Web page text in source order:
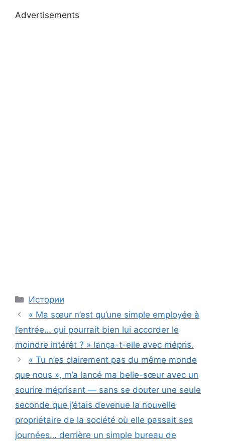
Advertisements
Categories
Истории
« Ma sœur n’est qu’une simple employée à
l’entrée… qui pourrait bien lui accorder le
moindre intérêt ? » lança-t-elle avec mépris.
« Tu n’es clairement pas du même monde
que nous », m’a lancé ma belle-sœur avec un
sourire méprisant — sans se douter une seule
seconde que j’étais devenue la nouvelle
propriétaire de la société où elle passait ses
journées… derrière un simple bureau de